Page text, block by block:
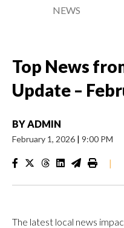
NEWS
Top News
Update –
BYADMIN
February 1, 2026 | 9:00 PM
|
The latest local news